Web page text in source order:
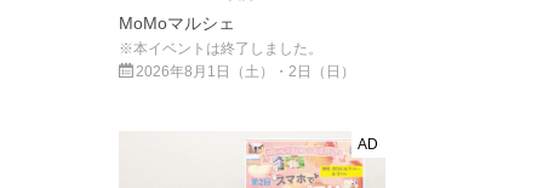
MoMoマルシェ
※本イベントは終了しました。
2026年8月1日（土）・2日（日）
AD